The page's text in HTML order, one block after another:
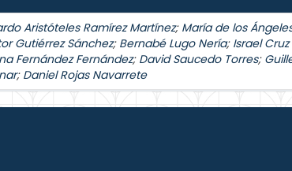
Aristóteles Ramírez Martínez; María de los
Gutiérrez Sánchez; Bernabé Lugo Nería; Israel
Fernández Fernández; David Saucedo Torres;
; Daniel Rojas Navarrete